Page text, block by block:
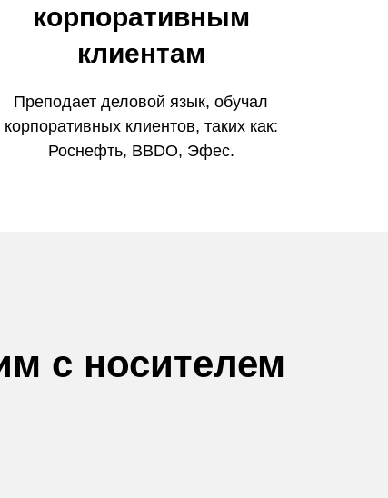
корпоративным
клиентам
Преподает деловой язык, обучал
корпоративных клиентов, таких как:
Роснефть, BBDO, Эфес.
с носителем